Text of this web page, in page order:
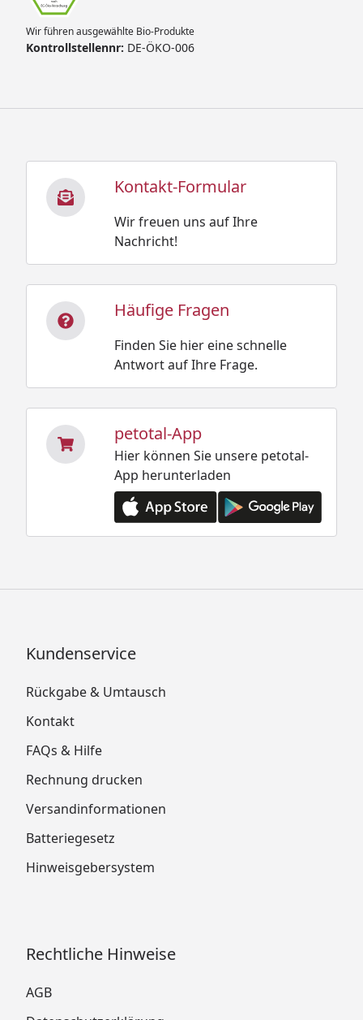
Wir führen ausgewählte Bio-Produkte
Kontrollstellennr: DE-ÖKO-006
Kontakt-Formular
Wir freuen uns auf Ihre
Nachricht!
Häufige Fragen
Finden Sie hier eine schnelle
Antwort auf Ihre Frage.
petotal-App
Hier können Sie unsere petotal-
App herunterladen
Kundenservice
Rückgabe & Umtausch
Kontakt
FAQs & Hilfe
Rechnung drucken
Versandinformationen
Batteriegesetz
Hinweisgebersystem
Rechtliche Hinweise
AGB